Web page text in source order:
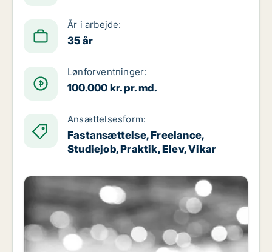
År i arbejde:
35 år
Lønforventninger:
100.000 kr. pr. md.
Ansættelsesform:
Fastansættelse, Freelance,
Studiejob, Praktik, Elev, Vikar